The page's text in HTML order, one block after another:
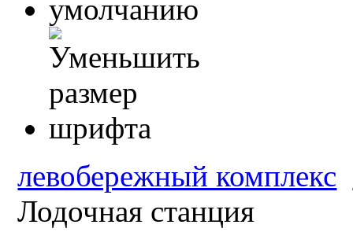
левобережный комплекс
Лодочная станция